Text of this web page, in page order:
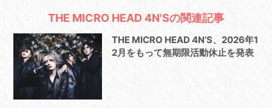
THE MICRO HEAD 4N'Sの関連記事
THE MICRO HEAD 4N’S、2026年1
2月をもって無期限活動休止を発表